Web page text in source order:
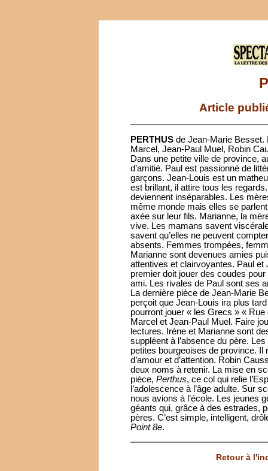
Article
PERTHUS de Jean-Marie Besset.
Marcel, Jean-Paul Muel, Robin
Dans une petite ville de province,
d’amitié. Paul est passionné de
garçons. Jean-Louis est un
est brillant, il attire tous les
deviennent inséparables. Les
même monde mais elles se
axée sur leur fils. Marianne, la
vive. Les mamans savent
savent qu’elles ne peuvent
absents. Femmes trompées,
Marianne sont devenues amies
attentives et clairvoyantes. Paul et
premier doit jouer des coudes
ami. Les rivales de Paul sont ses
La dernière pièce de Jean-Marie
perçoit que Jean-Louis ira plus
pourront jouer « les Grecs » «
Marcel et Jean-Paul Muel. Faire
lectures. Irène et Marianne sont
suppléent à l’absence du père.
petites bourgeoises de province. Il
d’amour et d’attention. Robin
deux noms à retenir. La mise en
pièce, Perthus, ce col qui relie
l’adolescence à l’âge adulte. Sur
nous avions à l’école. Les jeunes
géants qui, grâce à des estrades,
pères. C’est simple, intelligent,
Point 8e.
Retour à